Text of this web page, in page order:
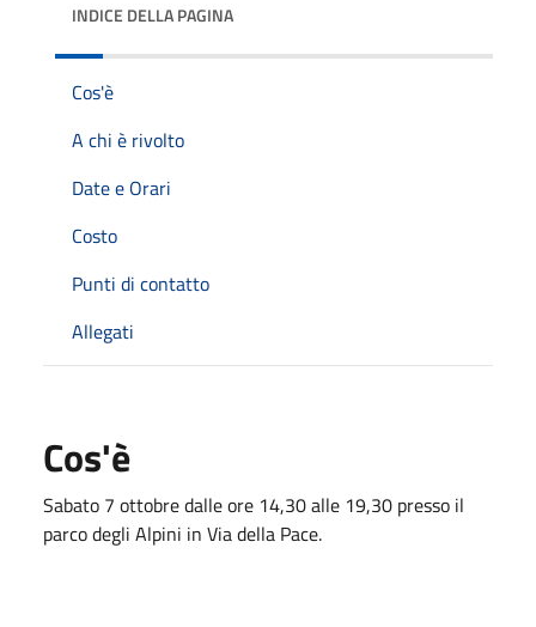
INDICE DELLA PAGINA
Cos'è
A chi è rivolto
Date e Orari
Costo
Punti di contatto
Allegati
Cos'è
Sabato 7 ottobre dalle ore 14,30 alle 19,30 presso il
parco degli Alpini in Via della Pace.